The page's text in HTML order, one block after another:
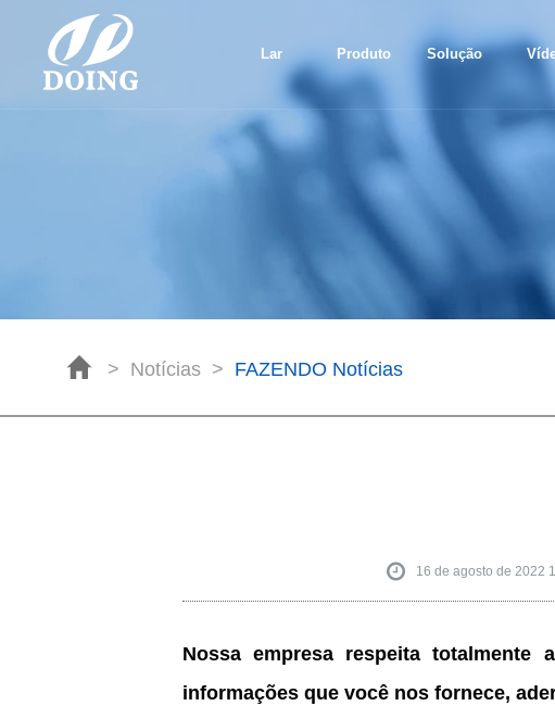
Lar Produto Solução
> Notícias > FAZENDO Notícias
16 de agosto de 2022
Nossa empresa respeita
informações que você nos fornece,